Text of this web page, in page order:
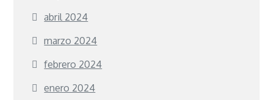
abril 2024
marzo 2024
febrero 2024
enero 2024